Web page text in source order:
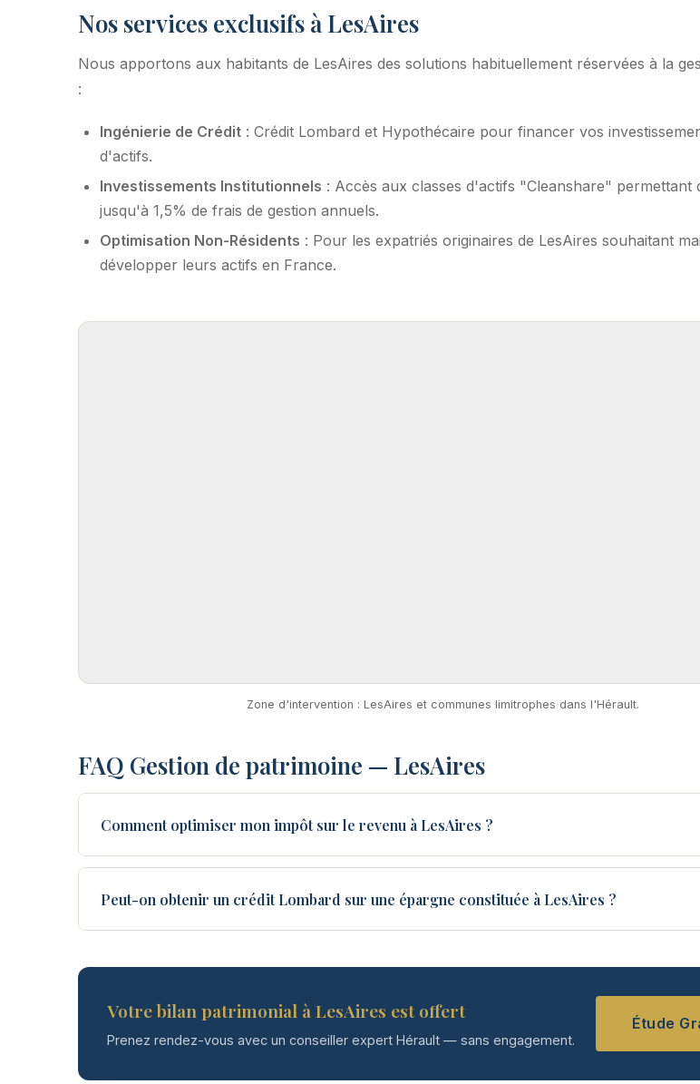
Nos services exclusifs à LesAires
Nous apportons aux habitants de LesAires des solutions habituellement réservées à la
:
Ingénierie de Crédit : Crédit Lombard et Hypothécaire pour financer vos
d'actifs.
Investissements Institutionnels : Accès aux classes d'actifs "Cleanshare" permettant
jusqu'à 1,5% de frais de gestion annuels.
Optimisation Non-Résidents : Pour les expatriés originaires de LesAires souhaitant
développer leurs actifs en France.
Zone d'intervention : LesAires et communes limitrophes dans l'Hérault.
FAQ Gestion de patrimoine — LesAires
Comment optimiser mon impôt sur le revenu à LesAires ?
Peut-on obtenir un crédit Lombard sur une épargne constituée à LesAires ?
Votre bilan patrimonial à LesAires est offert
Prenez rendez-vous avec un conseiller expert Hérault — sans engagement.
Étude